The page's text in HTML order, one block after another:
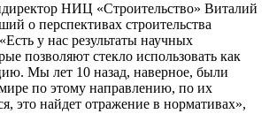
НИЦ «Строительство» Виталий
о перспективах строительства
у нас результаты научных
позволяют стекло использовать как
Мы лет 10 назад, наверное, были
по этому направлению, по их
это найдет отражение в нормативах»,